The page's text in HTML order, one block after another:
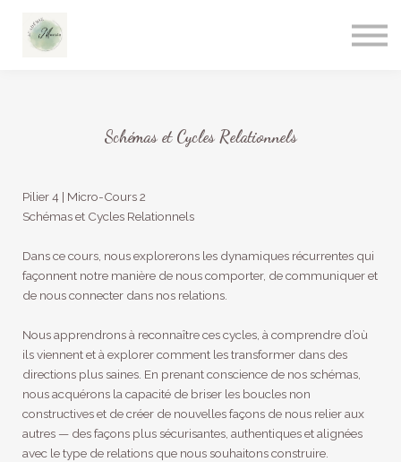
Schémas et Cycles Relationnels
Pilier 4 | Micro-Cours 2
Schémas et Cycles Relationnels
Dans ce cours, nous explorerons les dynamiques récurrentes qui
façonnent notre manière de nous comporter, de communiquer et
de nous connecter dans nos relations.
Nous apprendrons à reconnaître ces cycles, à comprendre d’où
ils viennent et à explorer comment les transformer dans des
directions plus saines. En prenant conscience de nos schémas,
nous acquérons la capacité de briser les boucles non
constructives et de créer de nouvelles façons de nous relier aux
autres — des façons plus sécurisantes, authentiques et alignées
avec le type de relations que nous souhaitons construire.